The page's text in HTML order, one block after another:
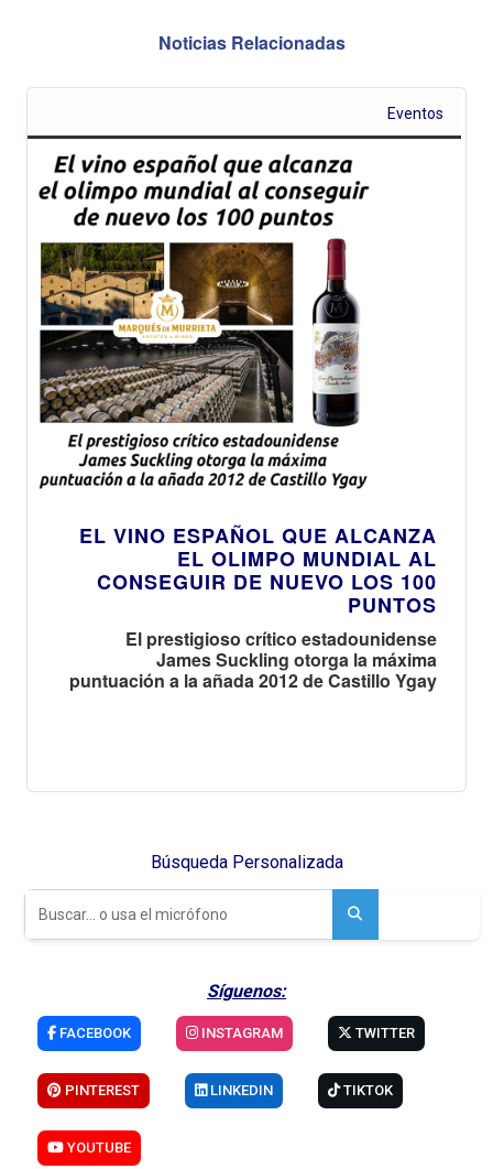
Noticias Relacionadas
Eventos
EL VINO ESPAÑOL QUE ALCANZA
EL OLIMPO MUNDIAL AL
CONSEGUIR DE NUEVO LOS 100
PUNTOS
El prestigioso crítico estadounidense
James Suckling otorga la máxima
puntuación a la añada 2012 de Castillo Ygay
Búsqueda Personalizada
Síguenos:
FACEBOOK INSTAGRAM TWITTER
PINTEREST LINKEDIN TIKTOK
YOUTUBE